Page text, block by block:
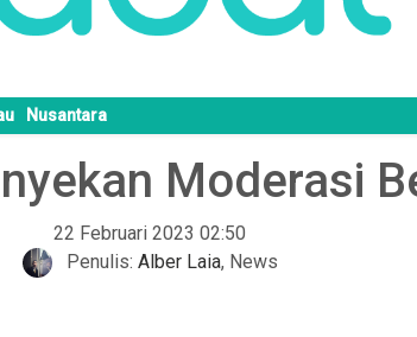
Nusantara
Moderasi
22 Februari 2023 02:50
Penulis: Alber Laia, News